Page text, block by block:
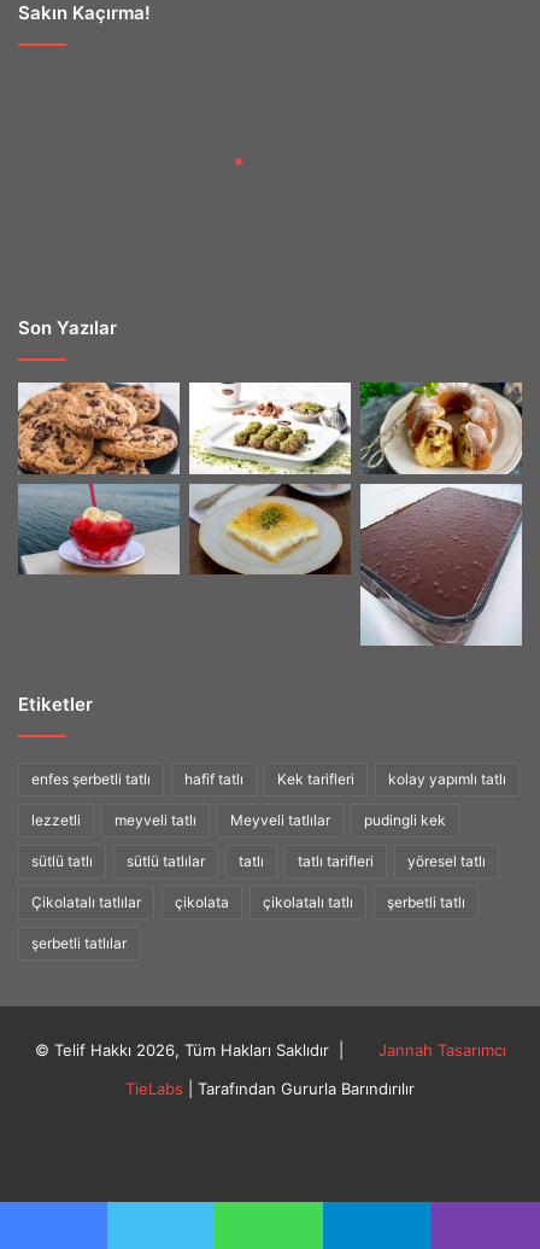
Sakın Kaçırma!
Son Yazılar
Etiketler
enfes şerbetli tatlı hafif tatlı Kek tarifleri kolay yapımlı tatlı
lezzetli meyveli tatlı Meyveli tatlılar pudingli kek
sütlü tatlı sütlü tatlılar tatlı tatlı tarifleri yöresel tatlı
Çikolatalı tatlılar çikolata çikolatalı tatlı şerbetli tatlı
şerbetli tatlılar
© Telif Hakkı 2026, Tüm Hakları Saklıdır |
Jannah Tasarımcı
TieLabs | Tarafından Gururla Barındırılır